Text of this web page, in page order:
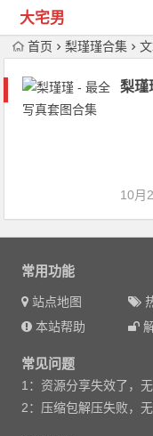
大宅男
首页 梨瑾瑾合集
梨瑾
10月
常用功能
站点地图
本站帮助
常见问题
1：资源分享失效了，无
2：压缩包解压失败，